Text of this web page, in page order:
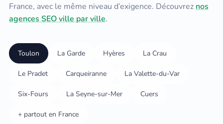
France, avec le même niveau d’exigence. Découvrez nos
agences SEO ville par ville.
Toulon La Garde Hyères La Crau
Le Pradet Carqueiranne La Valette-du-Var
Six-Fours La Seyne-sur-Mer Cuers
+ partout en France